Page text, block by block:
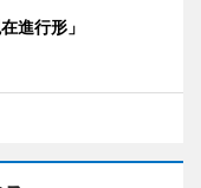
進行形」